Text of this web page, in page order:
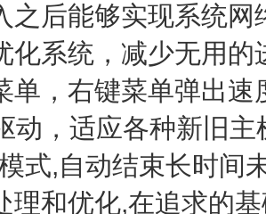
之后能够实现系统
化系统，减少无用
单，右键菜单弹出
动，适应各种新旧
式,自动结束长时间
理和优化,在追求的